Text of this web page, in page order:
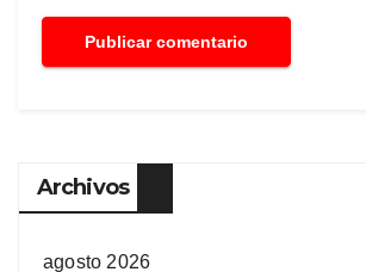
Archivos
agosto 2026